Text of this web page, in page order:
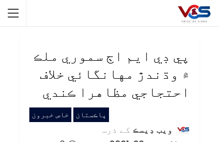
پي ڊي ايم اڄ سموري ملڪ
۾ وڌندڙ مهانگائي خلاف
احتجاجي مظاهرا ڪندي
پاڪستان خاص خبرون
ويب ڊيسڪ کے ذریعہ